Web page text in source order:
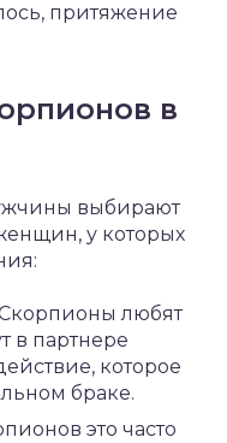
притяжение
в
выбирают
у которых
любят
в партнере
которое
браке.
это часто